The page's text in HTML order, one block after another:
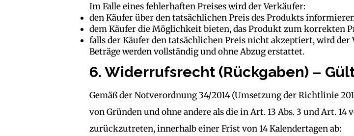
Im Falle eines fehlerhaften Preises wird der Verkäufer:
den Käufer über den tatsächlichen Preis des Produkts
dem Käufer die Möglichkeit bieten, das Produkt zum korrekten
falls der Käufer den tatsächlichen Preis nicht akzeptiert, wird der
Beträge werden vollständig und ohne Abzug erstattet.
6. Widerrufsrecht (Rückgaben) –
Gemäß der Notverordnung 34/2014 (Umsetzung der Richtlinie
von Gründen und ohne andere als die in Art. 13 Abs. 3 und Art.
zurückzutreten, innerhalb einer Frist von 14 Kalendertagen ab: